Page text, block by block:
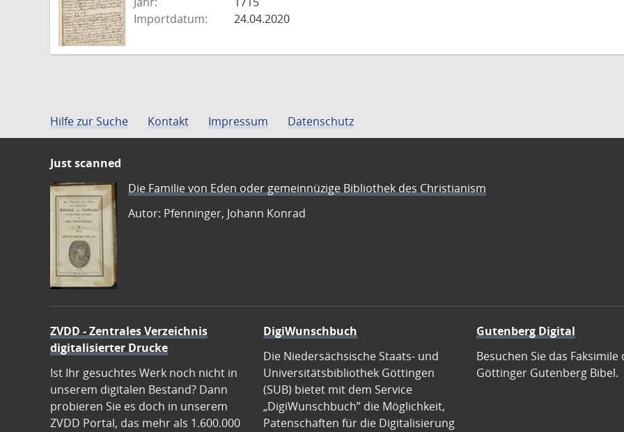
Importdatum:
24.04.2020
Hilfe zur Suche Kontakt Impressum Datenschutz
Just scanned
Die Familie von Eden oder gemeinnüzige Bibliothek des Christianism
Autor: Pfenninger, Johann Konrad
ZVDD - Zentrales Verzeichnis
digitalisierter Drucke
Ist Ihr gesuchtes Werk noch nicht in
unserem digitalen Bestand? Dann
probieren Sie es doch in unserem
ZVDD Portal, das mehr als 1.600.000
DigiWunschbuch
Die Niedersächsische Staats- und
Universitätsbibliothek Göttingen
(SUB) bietet mit dem Service
„DigiWunschbuch” die Möglichkeit,
Patenschaften für die Digitalisierung
Gutenberg Digital
Besuchen Sie das Faksimile
Göttinger Gutenberg Bibel.